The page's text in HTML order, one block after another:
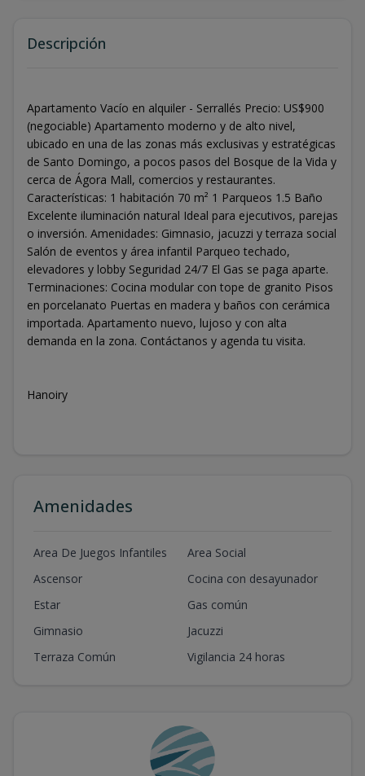
Descripción
Apartamento Vacío en alquiler - Serrallés Precio: US$900
(negociable) Apartamento moderno y de alto nivel,
ubicado en una de las zonas más exclusivas y estratégicas
de Santo Domingo, a pocos pasos del Bosque de la Vida y
cerca de Ágora Mall, comercios y restaurantes.
Características: 1 habitación 70 m² 1 Parqueos 1.5 Baño
Excelente iluminación natural Ideal para ejecutivos, parejas
o inversión. Amenidades: Gimnasio, jacuzzi y terraza social
Salón de eventos y área infantil Parqueo techado,
elevadores y lobby Seguridad 24/7 El Gas se paga aparte.
Terminaciones: Cocina modular con tope de granito Pisos
en porcelanato Puertas en madera y baños con cerámica
importada. Apartamento nuevo, lujoso y con alta
demanda en la zona. Contáctanos y agenda tu visita.
Hanoiry
Amenidades
Area De Juegos Infantiles
Area Social
Ascensor
Cocina con desayunador
Estar
Gas común
Gimnasio
Jacuzzi
Terraza Común
Vigilancia 24 horas